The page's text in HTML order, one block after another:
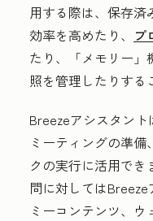
用する際は、保存
効率を高めたり、 プ
たり、「メモリー」
照を管理したりする
Breezeアシスタント
ミーティングの準
クの実行に活用で
問に対しては
ミーコンテンツ、ウ